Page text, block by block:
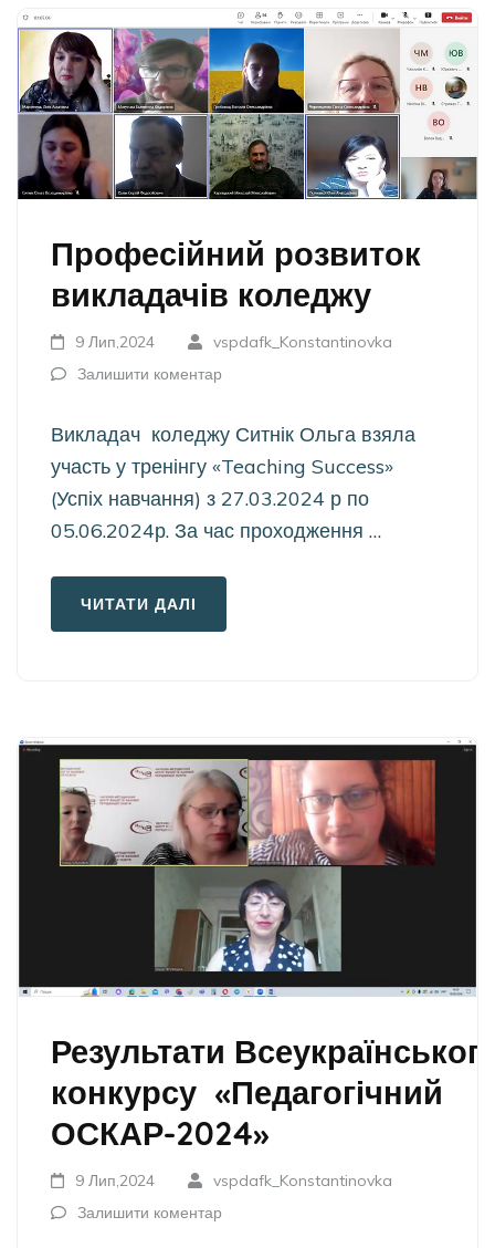
Професійний розвиток
викладачів коледжу
9 Лип,2024
vspdafk_Konstantinovka
Залишити коментар
Викладач коледжу Ситнік Ольга взяла
участь у тренінгу «Teaching Success»
(Успіх навчання) з 27.03.2024 р по
05.06.2024р. За час проходження …
ЧИТАТИ ДАЛІ
Результати
конкурсу «Педагогічний
ОСКАР-2024»
9 Лип,2024
vspdafk_Konstantinovka
Залишити коментар